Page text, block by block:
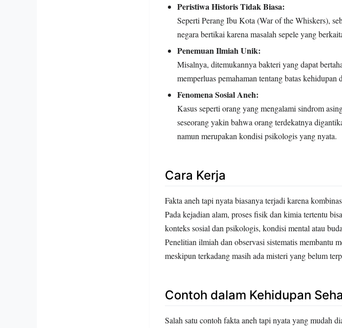
Peristiwa Historis Tidak Biasa:
Seperti Perang Ibu Kota (War of the Whiskers),
negara bertikai karena masalah sepele yang
Penemuan Ilmiah Unik:
Misalnya, ditemukannya bakteri yang dapat
memperluas pemahaman tentang batas
Fenomena Sosial Aneh:
Kasus seperti orang yang mengalami sindrom
seseorang yakin bahwa orang terdekatnya
namun merupakan kondisi psikologis yang nyata.
Cara Kerja
Fakta aneh tapi nyata biasanya terjadi karena
Pada kejadian alam, proses fisik dan kimia tertentu
konteks sosial dan psikologis, kondisi mental atau
Penelitian ilmiah dan observasi sistematis membantu
meskipun terkadang masih ada misteri yang belum
Contoh dalam Kehidupan
Salah satu contoh fakta aneh tapi nyata yang mudah